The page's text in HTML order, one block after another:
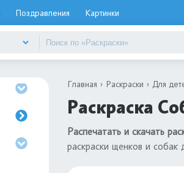
Поздравления Картинки
Главная Раскраски Для
Раскраска
Распечатать и скачать
раскраски щенков и